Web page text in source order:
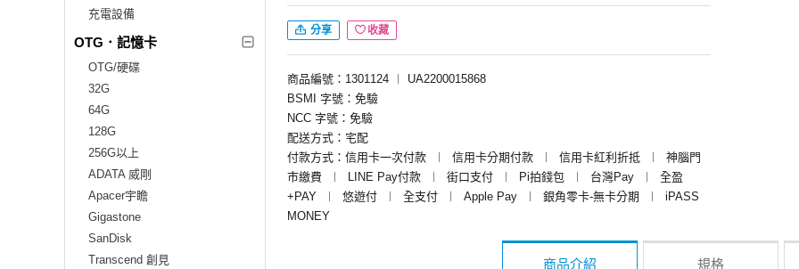
充電設備
OTG．記憶卡
OTG/硬碟
32G
64G
128G
256G以上
ADATA 威剛
Apacer宇瞻
Gigastone
SanDisk
Transcend 創見
分享 收藏
商品編號：1301124 ︱
UA2200015868
BSMI 字號：免驗
NCC 字號：免驗
配送方式：宅配
付款方式：信用卡一次付款
︱ 信用卡分期付款 ︱ 信用卡紅利折抵 ︱
神腦門
市繳費
︱ LINE Pay付款 ︱ 街口支付 ︱ Pi拍錢包 ︱ 台灣Pay ︱
全盈
+PAY
︱ 悠遊付 ︱ 全支付 ︱ Apple Pay ︱ 銀角零卡-無卡分期 ︱
iPASS
MONEY
商品介紹 規格